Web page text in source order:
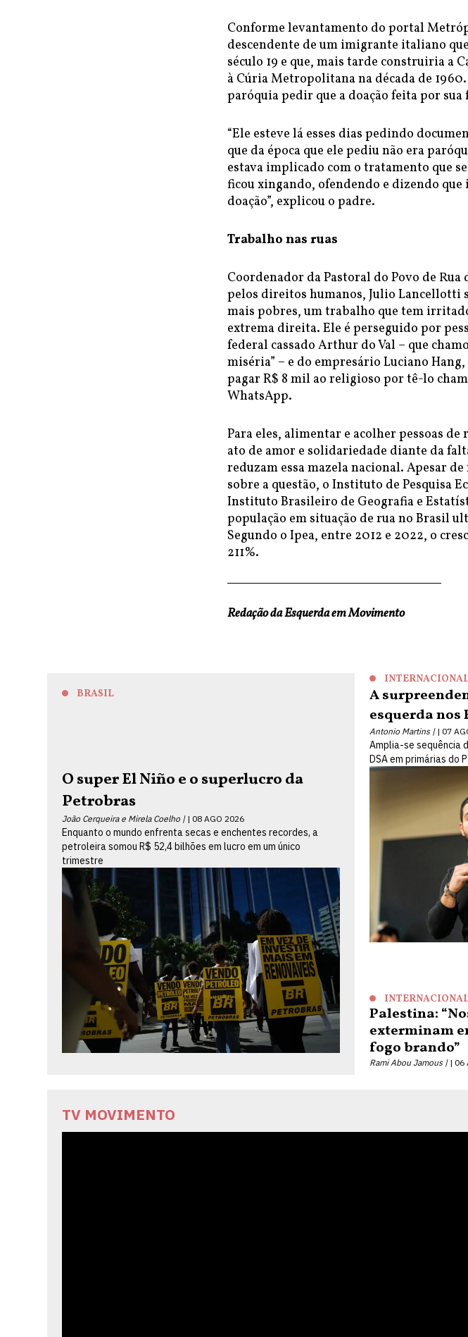
Conforme levantamento do portal
descendente de um imigrante italiano
século 19 e que, mais tarde construiria a
à Cúria Metropolitana na década de
paróquia pedir que a doação feita por
“Ele esteve lá esses dias pedindo
que da época que ele pediu não era
estava implicado com o tratamento que
ficou xingando, ofendendo e dizendo que
doação”, explicou o padre.
Trabalho nas ruas
Coordenador da Pastoral do Povo de Rua
pelos direitos humanos, Julio Lancellotti
mais pobres, um trabalho que tem
extrema direita. Ele é perseguido por
federal cassado Arthur do Val – que
miséria” – e do empresário Luciano
pagar R$ 8 mil ao religioso por tê-lo
WhatsApp.
Para eles, alimentar e acolher pessoas
ato de amor e solidariedade diante da
reduzam essa mazela nacional. Apesar
sobre a questão, o Instituto de Pesquisa
Instituto Brasileiro de Geografia e
população em situação de rua no Brasil
Segundo o Ipea, entre 2012 e 2022, o
211%.
Redação da Esquerda em Movimento
BRASIL
O super El Niño e o superlucro da
Petrobras
João Cerqueira e Mirela Coelho | 08 AGO 2026
Enquanto o mundo enfrenta secas e enchentes recordes, a
petroleira somou R$ 52,4 bilhões em lucro em um único
trimestre
A
esquerda nos
Antonio Martins | 07
Amplia-se sequência
DSA em primárias do
Palestina:
exterminam
fogo brando”
Rami Abou Jamous | 06
TV MOVIMENTO